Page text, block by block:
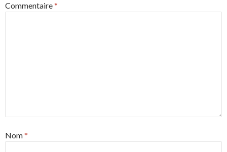
Commentaire*
Nom*